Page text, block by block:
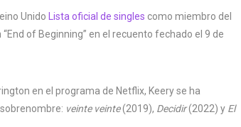
Unido Lista oficial de singles como miembro del
of Beginning” en el recuento fechado el 9 de
en el programa de Netflix, Keery se ha
veinte veinte(2019), Decidir(2022) y El